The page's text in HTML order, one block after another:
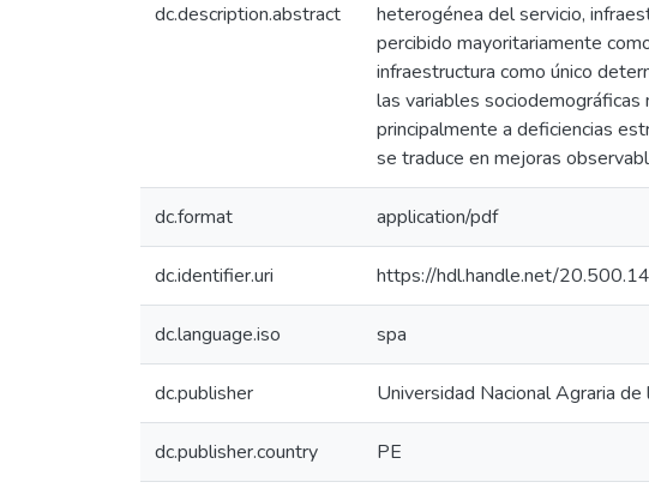
dc.description.abstract
heterogénea del servicio,
percibido mayoritariamente
infraestructura como único
las variables
principalmente a deficiencias
se traduce en mejoras
dc.format application/pdf
dc.identifier.uri https://hdl.handle.net/
dc.language.iso spa
dc.publisher Universidad Nacional Agraria de
dc.publisher.country PE